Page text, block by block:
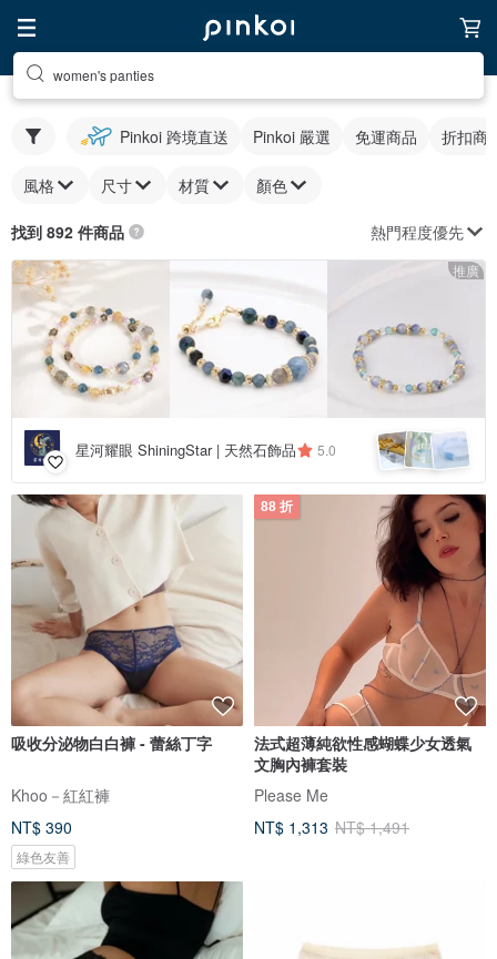
women's panties
Pinkoi 跨境直送 Pinkoi 嚴選 免運商品 折扣商
風格 尺寸 材質 顏色
找到 892 件商品 熱門程度優先
推廣
星河耀眼 ShiningStar | 天然石飾品 5.0
吸收分泌物白白褲 - 蕾絲丁字
Khoo－紅紅褲
NT$ 390
綠色友善
88 折
法式超薄純欲性感蝴蝶少女透氣
文胸內褲套裝
Please Me
NT$ 1,313 NT$ 1,491